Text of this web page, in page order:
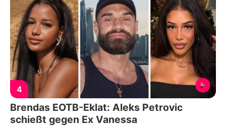
4
Brendas EOTB-Eklat: Aleks Petrovic
schießt gegen Ex Vanessa